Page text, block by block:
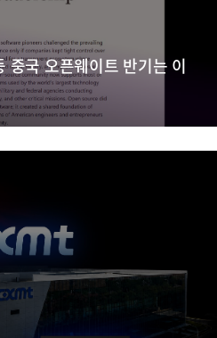
중국 오픈웨이트 반기는 이